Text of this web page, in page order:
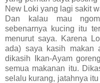
New Loki yang lagi sakit
Dan kalau mau
sebenarnya kucing itu
menurut saya. Karena
ada) saya kasih makan
dikasih Ikan-Ayam
semua makanan itu.
selalu kurang, jatahnya